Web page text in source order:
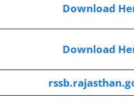
Download
Download